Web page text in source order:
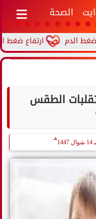
الصحة
ارتفاع ضغط الدم
الطقس
14 شوال 1447
هـ